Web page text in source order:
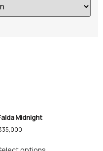
Midnight
35,000